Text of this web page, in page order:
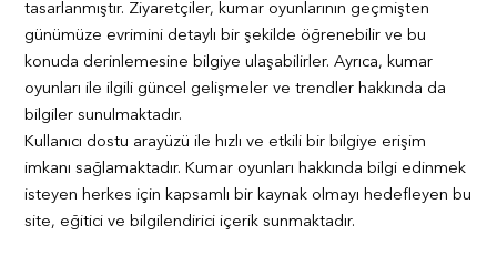
tasarlanmıştır. Ziyaretçiler, kumar oyunlarının geçmişten
günümüze evrimini detaylı bir şekilde öğrenebilir ve bu
konuda derinlemesine bilgiye ulaşabilirler. Ayrıca, kumar
oyunları ile ilgili güncel gelişmeler ve trendler hakkında da
bilgiler sunulmaktadır.
Kullanıcı dostu arayüzü ile hızlı ve etkili bir bilgiye erişim
imkanı sağlamaktadır. Kumar oyunları hakkında bilgi edinmek
isteyen herkes için kapsamlı bir kaynak olmayı hedefleyen bu
site, eğitici ve bilgilendirici içerik sunmaktadır.